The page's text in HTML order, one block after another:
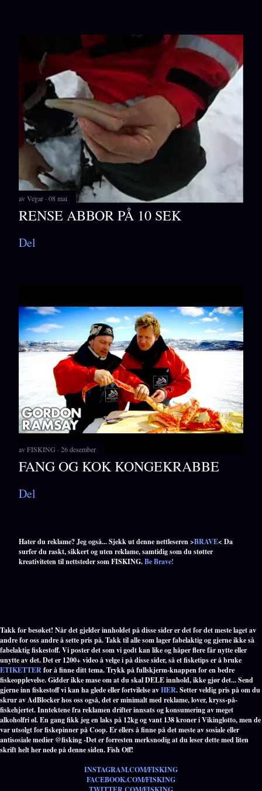
avVegar 08 mai
RENSE ABBOR PÅ 10 SEK
Del
avFISKING 26 desember
FANG OG KOK KONGEKRABBE
Del
Hater du reklame? Jeg også... Sjekk ut denne nettleseren >BRAVE< Da
surfer du raskt, sikkert og uten reklame, samtidig som du støtter
kreativiteten til nettsteder som FISKING.Be Brave!
Takk for besøket! Når det gjelder innholdet på disse sider er det for det meste laget av
andre for oss andre å sette pris på. Takk til alle som lager fabelaktig og gjerne ikke så
fabelaktig fiskestoff. Vi poster det som vi godt kan like og håper flere får nytte eller
unytte av det. Det er 1200+ video å velge i på disse sider, så et fisketips er å bruke
ETIKETTERfor å finne ditt tema. Trykk på fullskjerm-knappen for en bedre
fiskeopplevelse. Gidder ikke mase om at du skal DELE innhold, ikke gjør det... Send
gjerne inn fiskestoff vi kan ha glede eller fortvilelse avHER. Setter veldig pris på om du
skrur av AdBlocker hos oss også, det er minimalt med reklame, lover, kryss-på-
fiskehjertet. Inntektene fra reklamen drifter innsats og konsumering av meget
alkoholfri øl. En gang fikk jeg en laks på 12kg og vant 138 kroner i Vikinglotto, men de
var utsolgt for fiskepinner på Coop. Er ellers å finne på det meste av sosiale eller
antisosiale medier @fisking -Det er forresten merksnodig at du leser dette med liten
skrift helt her nede på denne siden. Fish Off!
INSTAGRAM.COM/FISKING
FACEBOOK.COM/FISKING